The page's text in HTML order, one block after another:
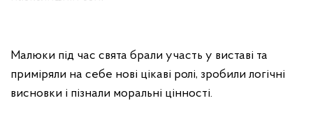
Малюки під час свята брали участь у виставі та
приміряли на себе нові цікаві ролі, зробили логічні
висновки і пізнали моральні цінності.